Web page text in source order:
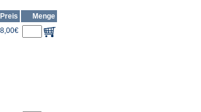
Preis
Menge